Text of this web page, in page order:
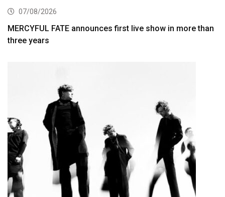
07/08/2026
MERCYFUL FATE announces first live show in more than
three years